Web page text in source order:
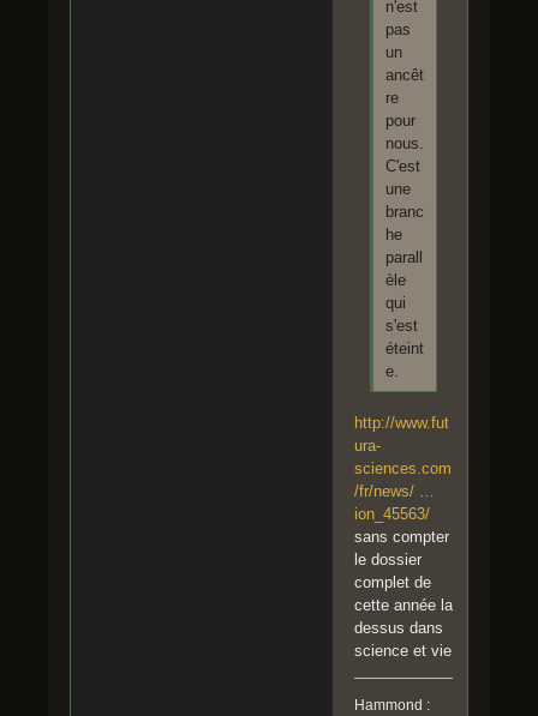
n'est
pas
un
ancêt
re
pour
nous.
C'est
une
branc
he
parall
èle
qui
s'est
éteint
e.
http://www.fut
ura-
sciences.com
/fr/news/ …
ion_45563/
sans compter
le dossier
complet de
cette année la
dessus dans
science et vie
Hammond :